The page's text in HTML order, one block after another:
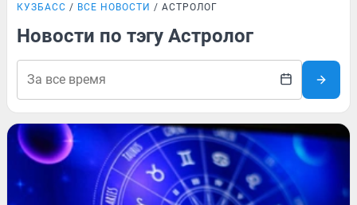
КУЗБАСС ВСЕ НОВОСТИ АСТРОЛОГ
Новости по тэгу Астролог